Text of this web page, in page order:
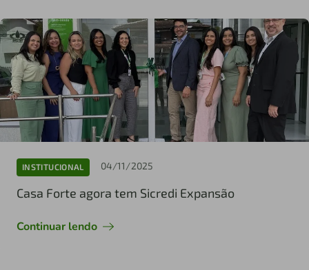
INSTITUCIONAL 04/11/2025
Casa Forte agora tem Sicredi Expansão
Continuar lendo